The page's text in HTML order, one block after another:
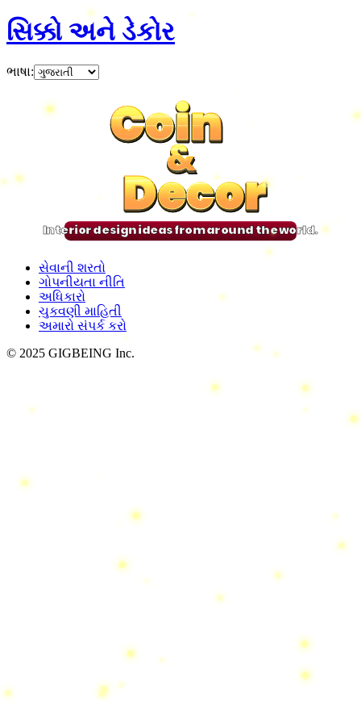
સિક્કો અને ડેકોર
ભાષા:
Coin
&
Decor
Coin
&
Decor
Coin
&
Decor
Coin
&
Decor
Interior design ideas from around the world.
સેવાની શરતો
ગોપનીયતા નીતિ
અધિકારો
ચુકવણી માહિતી
અમારો સંપર્ક કરો
© 2025 GIGBEING Inc.